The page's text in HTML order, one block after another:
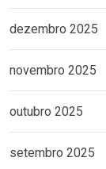
dezembro 2025
novembro 2025
outubro 2025
setembro 2025